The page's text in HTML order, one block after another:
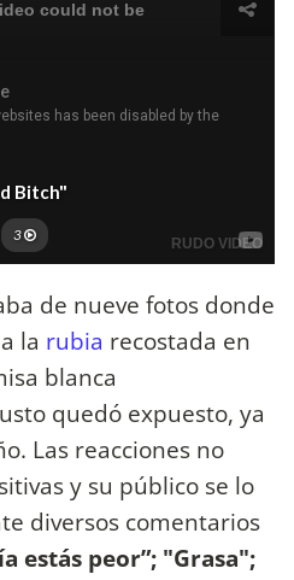
de nueve fotos donde
la rubia recostada en
blanca
quedó expuesto, ya
Las reacciones no
y su público se lo
diversos comentarios
estás peor”; "Grasa";